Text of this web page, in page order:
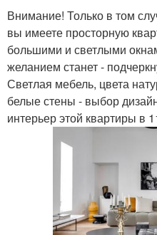
Внимание! Только в том
вы имеете просторную
большими и светлыми
желанием станет -
Светлая мебель, цвета
белые стены - выбор
интерьер этой квартиры в